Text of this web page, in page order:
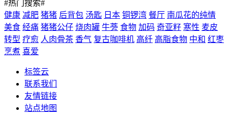
#热门搜索#
健康 减肥 猪猪 后背包 汤匙 日本 铜锣湾 餐厅 南瓜花的纯情
美食 经痛 猪猪公仔 烧肉罐 牛蒡 食物 加码 奇亚籽 寒性 麦皮
转型 疗愈 人肉骨茶 香气 复古咖啡机 高纤 高脂食物 中和 红枣
烹煮 喜爱
标签云
联系我们
友情链接
站点地图